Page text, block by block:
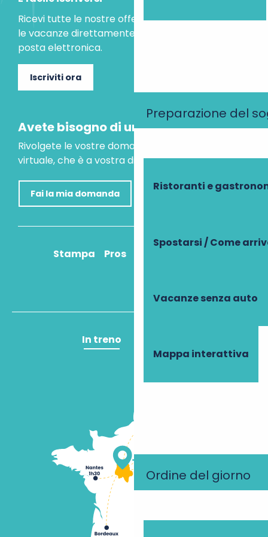
Preparazione del
Ristoranti e
Spostarsi / Come
Vacanze senza auto
Mappa interattiva
Ordine del giorno
Ricevi tutte le nostre offerte speciali e le idee per
le vacanze direttamente nella tua casella di
posta elettronica.
Iscriviti ora
Avete bisogno di un consiglio?
Rivolgete le vostre domande al nostro assistente
virtuale, che è a vostra disposizione per aiutarvi.
Fai la mia domanda
Stampa Pros
In treno